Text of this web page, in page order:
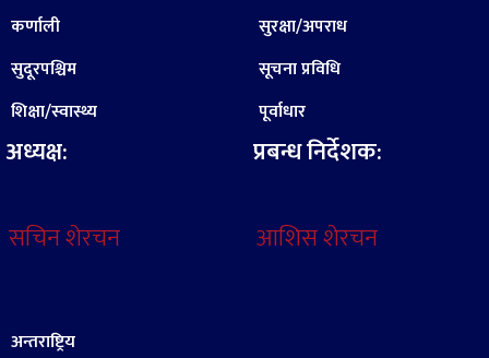
कर्णाली
सुदूरपश्चिम
शिक्षा/स्वास्थ्य
अध्यक्ष:
सचिन शेरचन
सुरक्षा/अपराध
सूचना प्रविधि
पूर्वाधार
प्रबन्ध निर्देशक:
आशिस शेरचन
अन्तराष्ट्रिय